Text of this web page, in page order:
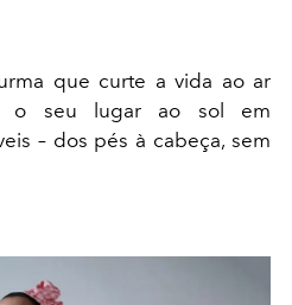
que curte a vida ao ar
o seu lugar ao sol em
– dos pés à cabeça, sem